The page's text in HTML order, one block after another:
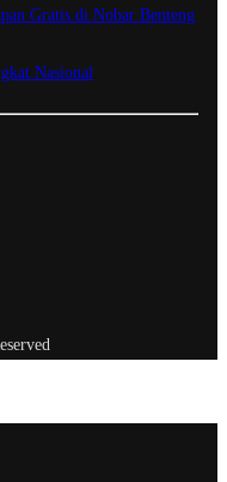
Gratis di Nobar Benteng
Nasional